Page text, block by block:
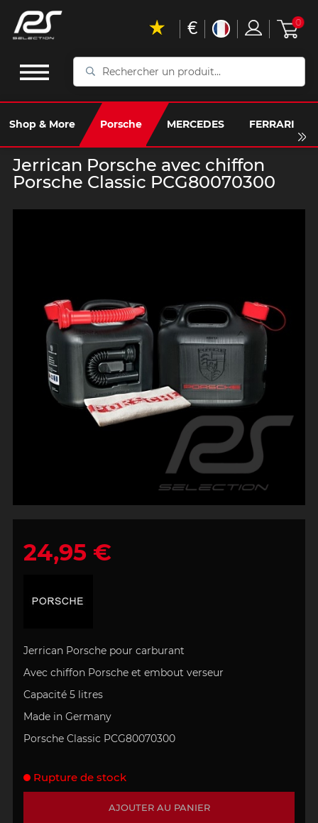
Rechercher
produit...
Shop & More Porsche MERCEDES FERRARI
€ 0
Jerrican Porsche avec chiffon
Porsche Classic PCG80070300
24,95 €
Jerrican Porsche pour carburant
Avec chiffon Porsche et embout verseur
Capacité 5 litres
Made in Germany
Porsche Classic PCG80070300
AJOUTER AU PANIER
Rupture de stock